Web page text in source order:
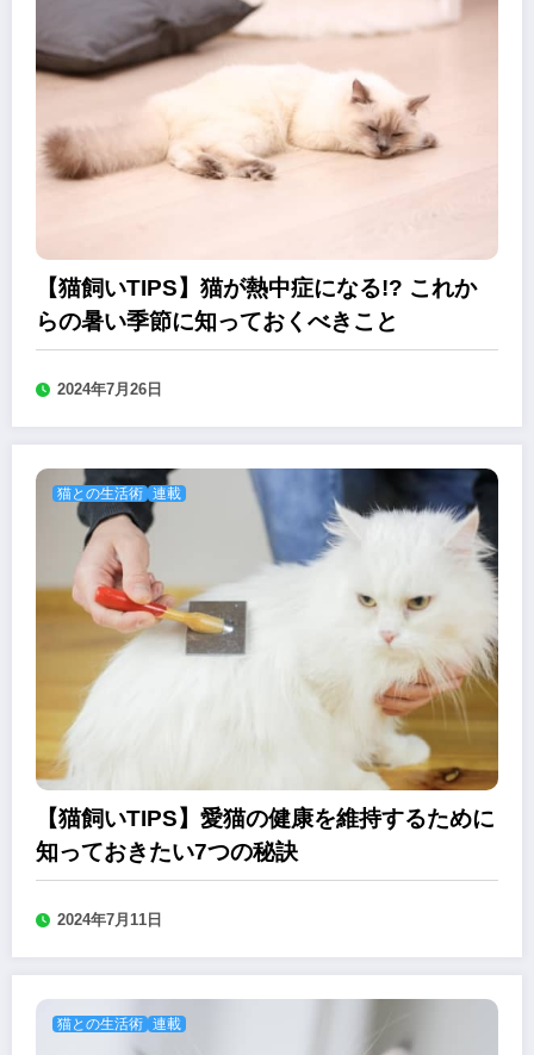
【猫飼いTIPS】猫が熱中症になる!? これか
らの暑い季節に知っておくべきこと
2024年7月26日
猫との生活術 連載
【猫飼いTIPS】愛猫の健康を維持するために
知っておきたい7つの秘訣
2024年7月11日
猫との生活術 連載